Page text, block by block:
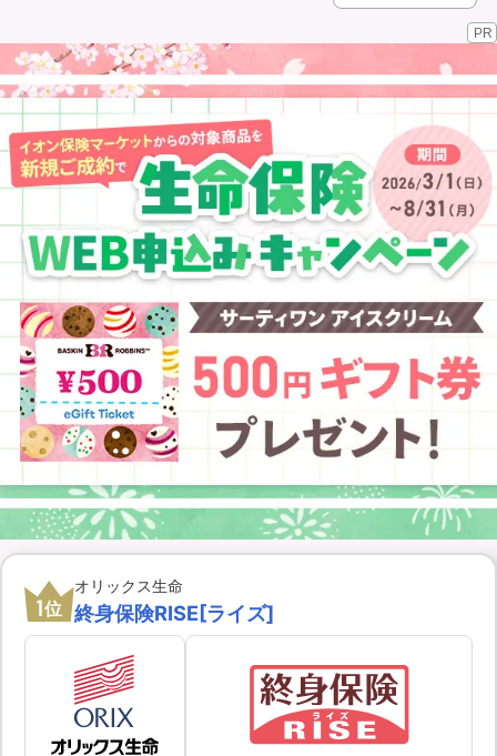
資料請求
（無料）
訪問相談
イオンカード会員さま専用保険
PR
1位
オリックス生命
終身保険RISE[ライズ]